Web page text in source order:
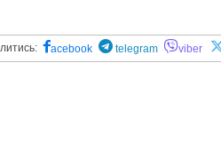
acebook telegram viber